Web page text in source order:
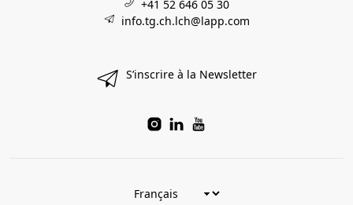
+41 52 646 05 30
info.tg.ch.lch@lapp.com
S’inscrire à la Newsletter